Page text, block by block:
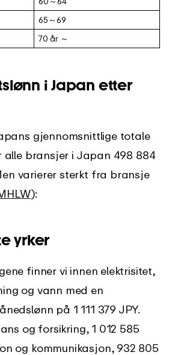
65～69
70 år ～
i Japan etter
gjennomsnittlige totale
bransjer i Japan 498 884
varierer sterkt fra bransje
):
yrker
finner vi innen elektrisitet,
og vann med en
på 1 111 379 JPY.
og forsikring, 1 012 585
og kommunikasjon, 932 805